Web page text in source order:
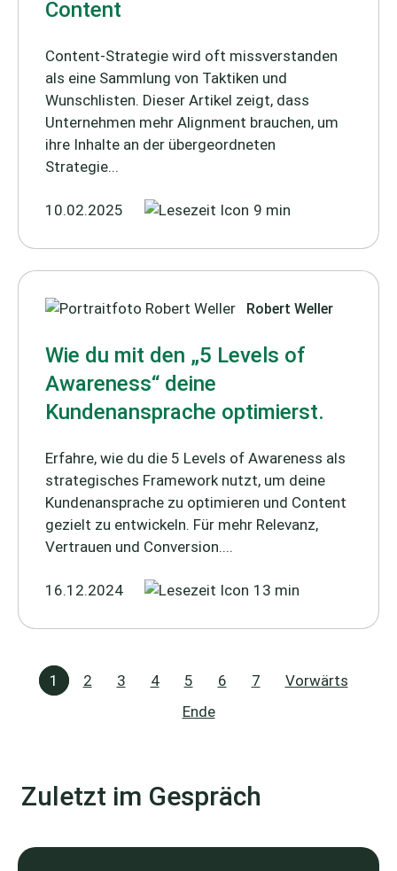
Content
Content-Strategie wird oft missverstanden
als eine Sammlung von Taktiken und
Wunschlisten. Dieser Artikel zeigt, dass
Unternehmen mehr Alignment brauchen, um
ihre Inhalte an der übergeordneten
Strategie...
10.02.2025 9 min
Robert Weller
Wie du mit den „5 Levels of
Awareness“ deine
Kundenansprache optimierst.
Erfahre, wie du die 5 Levels of Awareness als
strategisches Framework nutzt, um deine
Kundenansprache zu optimieren und Content
gezielt zu entwickeln. Für mehr Relevanz,
Vertrauen und Conversion....
16.12.2024 13 min
1 2 3 4 5 6 7
Vorwärts
Ende
Zuletzt im Gespräch